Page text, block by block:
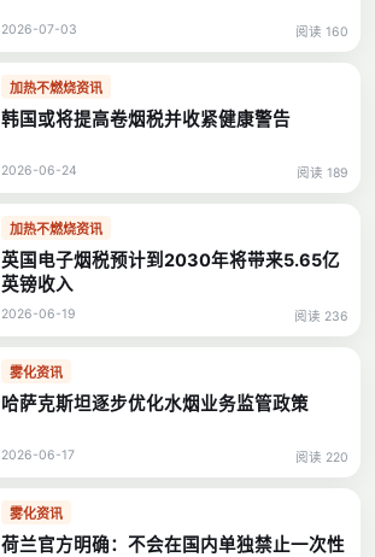
2026-07-03 阅读 160
加热不燃烧资讯
韩国或将提高卷烟税并收紧健康警告
2026-06-24 阅读 189
加热不燃烧资讯
英国电子烟税预计到2030年将带来5.65亿
英镑收入
2026-06-19 阅读 236
雾化资讯
哈萨克斯坦逐步优化水烟业务监管政策
2026-06-17 阅读 220
雾化资讯
荷兰官方明确：不会在国内单独禁止一次性